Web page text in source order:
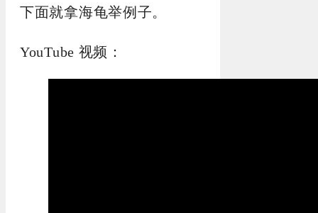
下面就拿海龟举例子。
YouTube 视频：